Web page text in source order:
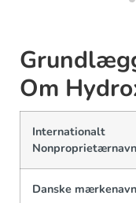
Om
Internationalt
Danske